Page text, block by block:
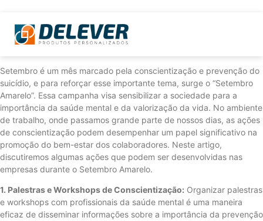
Setembro é um mês marcado pela conscientização e prevenção do
suicídio, e para reforçar esse importante tema, surge o “Setembro
Amarelo”. Essa campanha visa sensibilizar a sociedade para a
importância da saúde mental e da valorização da vida. No ambiente
de trabalho, onde passamos grande parte de nossos dias, as ações
de conscientização podem desempenhar um papel significativo na
promoção do bem-estar dos colaboradores. Neste artigo,
discutiremos algumas ações que podem ser desenvolvidas nas
empresas durante o Setembro Amarelo.
1. Palestras e Workshops de Conscientização: Organizar palestras
e workshops com profissionais da saúde mental é uma maneira
eficaz de disseminar informações sobre a importância da prevenção